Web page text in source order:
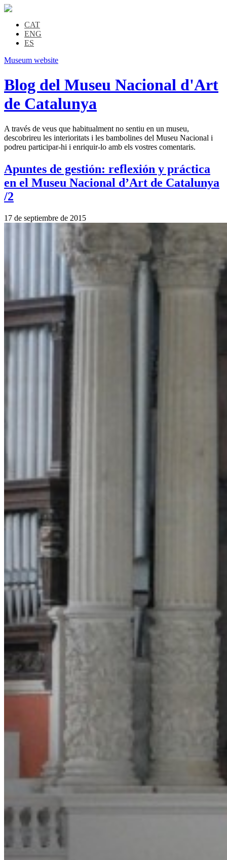
CAT
ENG
ES
Museum website
Blog del Museu Nacional d'Art
de Catalunya
A través de veus que habitualment no sentiu en un museu,
descobrireu les interioritats i les bambolines del Museu Nacional i
podreu participar-hi i enriquir-lo amb els vostres comentaris.
Apuntes de gestión: reflexión y práctica
en el Museu Nacional d’Art de Catalunya
/2
17 de septiembre de 2015